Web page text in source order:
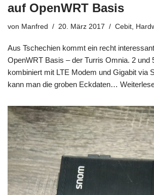
auf OpenWRT Basis
von Manfred 20. März 2017 Cebit
Aus Tschechien kommt ein recht
OpenWRT Basis – der Turris Omnia. 2 und
kombiniert mit LTE Modem und Gigabit via
kann man die groben Eckdaten…